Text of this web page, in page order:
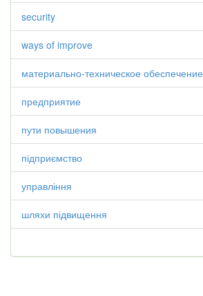
security
ways of improve
материально-техническое обеспечение
предприятие
пути повышения
підприємство
управління
шляхи підвищення